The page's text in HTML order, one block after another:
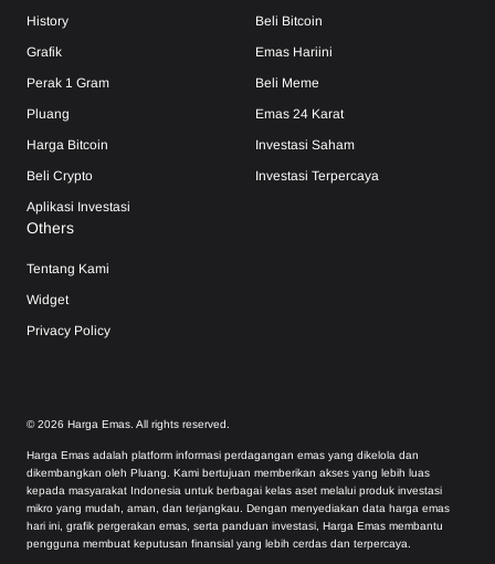
History
Grafik
Perak 1 Gram
Pluang
Harga Bitcoin
Beli Crypto
Aplikasi Investasi
Beli Bitcoin
Emas Hariini
Beli Meme
Emas 24 Karat
Investasi Saham
Investasi Terpercaya
Others
Tentang Kami
Widget
Privacy Policy
©2026 Harga Emas. All rights reserved.
Harga Emas adalah platform informasi perdagangan emas yang dikelola dan
dikembangkan oleh Pluang. Kami bertujuan memberikan akses yang lebih luas
kepada masyarakat Indonesia untuk berbagai kelas aset melalui produk investasi
mikro yang mudah, aman, dan terjangkau. Dengan menyediakan data harga emas
hari ini, grafik pergerakan emas, serta panduan investasi, Harga Emas membantu
pengguna membuat keputusan finansial yang lebih cerdas dan terpercaya.